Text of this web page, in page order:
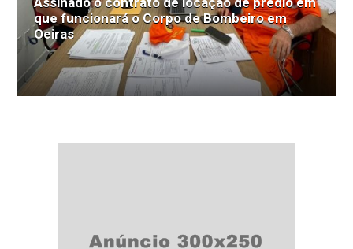
que funcionará o Corpo de Bombeiro em
Oeiras